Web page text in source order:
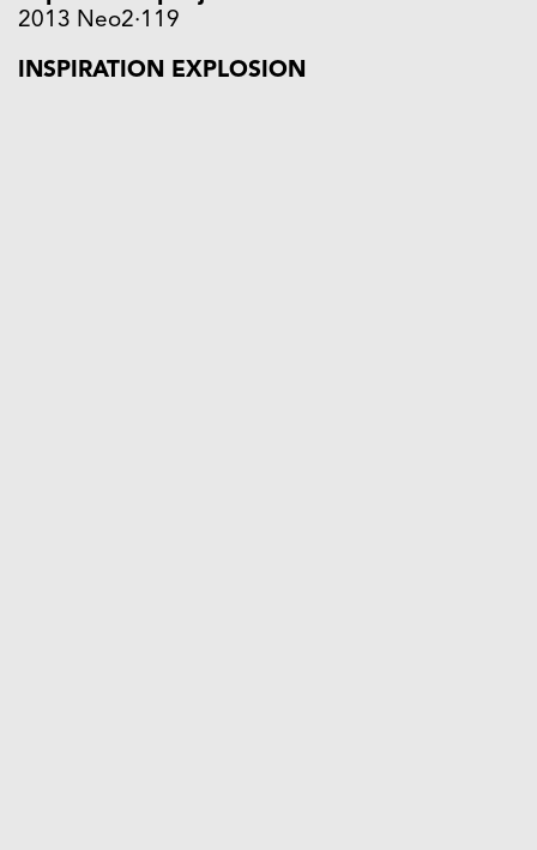
2013 Neo2·119
INSPIRATION EXPLOSION